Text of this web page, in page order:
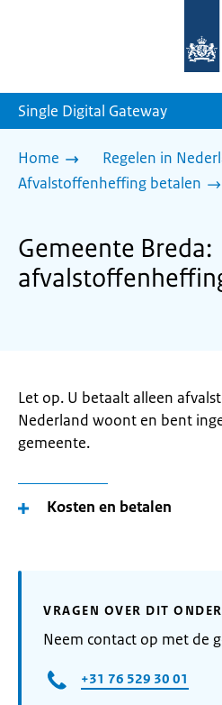
homepage
Single Digital Gateway
Home
Regelen in
Afvalstoffenheffing betalen
Gemeente Breda:
Let op. U betaalt alleen
Nederland woont en bent
gemeente.
Kosten en betalen
VRAGEN OVER DIT
Neem contact op met de
+31 76 529 30 01